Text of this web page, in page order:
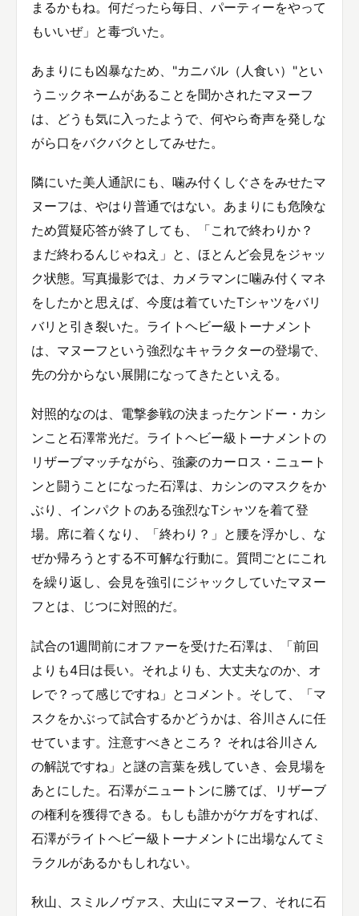
まるかもね。何だったら毎日、パーティーをやって
もいいぜ」と毒づいた。
あまりにも凶暴なため、"カニバル（人食い）"とい
うニックネームがあることを聞かされたマヌーフ
は、どうも気に入ったようで、何やら奇声を発しな
がら口をバクバクとしてみせた。
隣にいた美人通訳にも、噛み付くしぐさをみせたマ
ヌーフは、やはり普通ではない。あまりにも危険な
ため質疑応答が終了しても、「これで終わりか？
まだ終わるんじゃねえ」と、ほとんど会見をジャッ
ク状態。写真撮影では、カメラマンに噛み付くマネ
をしたかと思えば、今度は着ていたTシャツをバリ
バリと引き裂いた。ライトヘビー級トーナメント
は、マヌーフという強烈なキャラクターの登場で、
先の分からない展開になってきたといえる。
対照的なのは、電撃参戦の決まったケンドー・カシ
ンこと石澤常光だ。ライトヘビー級トーナメントの
リザーブマッチながら、強豪のカーロス・ニュート
ンと闘うことになった石澤は、カシンのマスクをか
ぶり、インパクトのある強烈なTシャツを着て登
場。席に着くなり、「終わり？」と腰を浮かし、な
ぜか帰ろうとする不可解な行動に。質問ごとにこれ
を繰り返し、会見を強引にジャックしていたマヌー
フとは、じつに対照的だ。
試合の1週間前にオファーを受けた石澤は、「前回
よりも4日は長い。それよりも、大丈夫なのか、オ
レで？って感じですね」とコメント。そして、「マ
スクをかぶって試合するかどうかは、谷川さんに任
せています。注意すべきところ？ それは谷川さん
の解説ですね」と謎の言葉を残していき、会見場を
あとにした。石澤がニュートンに勝てば、リザーブ
の権利を獲得できる。もしも誰かがケガをすれば、
石澤がライトヘビー級トーナメントに出場なんてミ
ラクルがあるかもしれない。
秋山、スミルノヴァス、大山にマヌーフ、それに石